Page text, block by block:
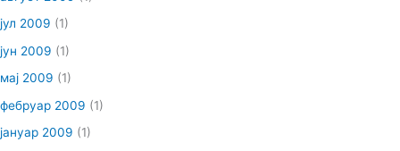
јул 2009 (1)
јун 2009 (1)
мај 2009 (1)
фебруар 2009 (1)
јануар 2009 (1)